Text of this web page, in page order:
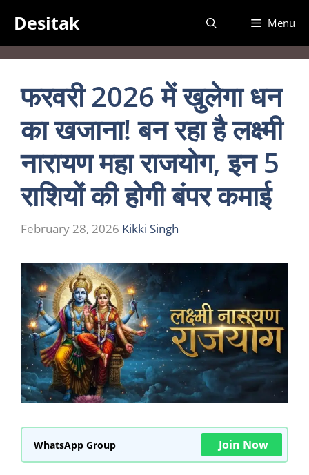
content
Desitak Menu
फरवरी 2026 में खुलेगा धन
का खजाना! बन रहा है लक्ष्मी
नारायण महा राजयोग, इन 5
राशियों की होगी बंपर कमाई
February 28, 2026 Kikki Singh
WhatsApp Group Join Now